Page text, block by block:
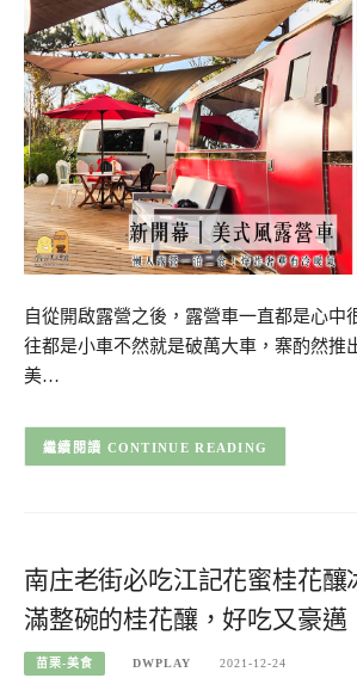
自從開啟露營之後，露營車一直都是心中
往都是小車不然就是破萬大車，寨酌然推
美…
CONTINUE READING
南庄老街必吃江記花蜜桂花釀
滿整碗的桂花釀，好吃又豪邁
苗栗-美食 DWPLAY 2021-12-24